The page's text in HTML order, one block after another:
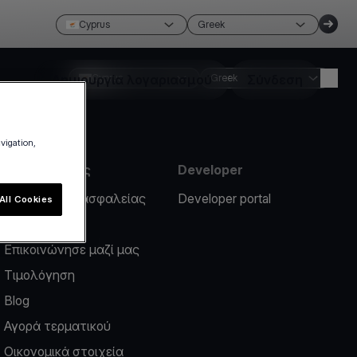
Cyprus Greek
Δημιουργία λογαριασμού
Cyprus Greek
Πληροφορίες
Περιστατικό ασφαλείας
Επικοινώνησε μαζί μας
Τιμολόγηση
Blog
Αγορά τερματικού
Οικονομικά στοιχεία
Developer
Developer portal
Cookies